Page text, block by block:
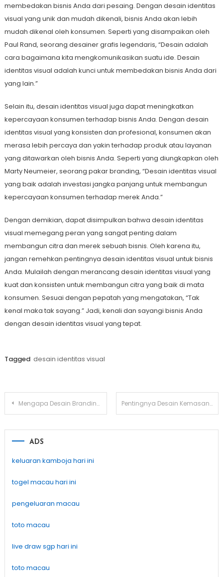
membedakan bisnis Anda dari pesaing. Dengan desain identitas
visual yang unik dan mudah dikenali, bisnis Anda akan lebih
mudah dikenal oleh konsumen. Seperti yang disampaikan oleh
Paul Rand, seorang desainer grafis legendaris, “Desain adalah
cara bagaimana kita mengkomunikasikan suatu ide. Desain
identitas visual adalah kunci untuk membedakan bisnis Anda dari
yang lain.”
Selain itu, desain identitas visual juga dapat meningkatkan
kepercayaan konsumen terhadap bisnis Anda. Dengan desain
identitas visual yang konsisten dan profesional, konsumen akan
merasa lebih percaya dan yakin terhadap produk atau layanan
yang ditawarkan oleh bisnis Anda. Seperti yang diungkapkan oleh
Marty Neumeier, seorang pakar branding, “Desain identitas visual
yang baik adalah investasi jangka panjang untuk membangun
kepercayaan konsumen terhadap merek Anda.”
Dengan demikian, dapat disimpulkan bahwa desain identitas
visual memegang peran yang sangat penting dalam
membangun citra dan merek sebuah bisnis. Oleh karena itu,
jangan remehkan pentingnya desain identitas visual untuk bisnis
Anda. Mulailah dengan merancang desain identitas visual yang
kuat dan konsisten untuk membangun citra yang baik di mata
konsumen. Sesuai dengan pepatah yang mengatakan, “Tak
kenal maka tak sayang.” Jadi, kenali dan sayangi bisnis Anda
dengan desain identitas visual yang tepat.
Tagged desain identitas visual
Post
Mengapa Desain Branding Penting untuk Bisnis Anda Pentingnya Desain Kemasan yang Menarik untuk Meningkatkan Penjualan Produk Anda
ADS
keluaran kamboja hari ini
togel macau hari ini
pengeluaran macau
toto macau
live draw sgp hari ini
toto macau